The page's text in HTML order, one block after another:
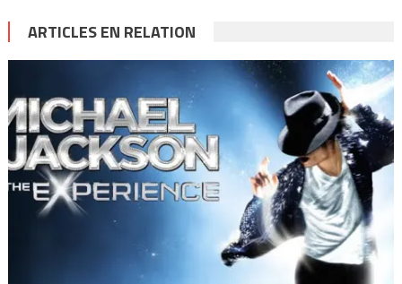
ARTICLES EN RELATION